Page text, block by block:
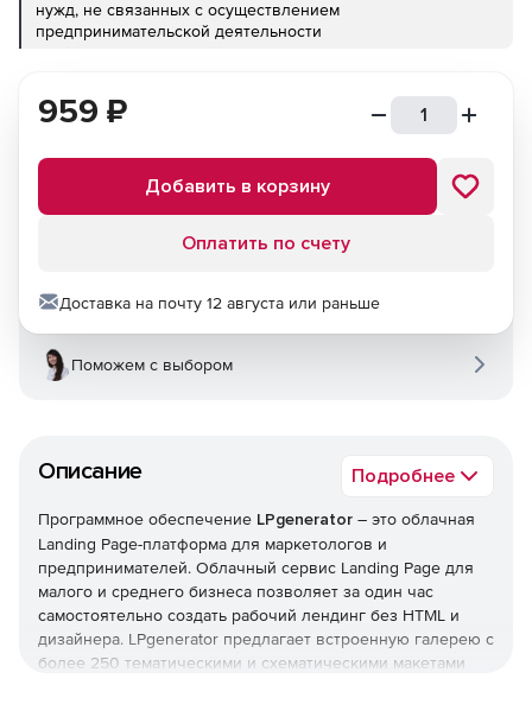
нужд, не связанных с осуществлением
предпринимательской деятельности
Описание Подробнее
Программное обеспечение LPgenerator – это облачная
Landing Page-платформа для маркетологов и
предпринимателей. Облачный сервис Landing Page для
малого и среднего бизнеса позволяет за один час
самостоятельно создать рабочий лендинг без HTML и
дизайнера. LPgenerator предлагает встроенную галерею с
более 250 тематическими и схематическими макетами
959 ₽
Добавить в корзину
Оплатить по счету
Доставка на почту 12 августа или раньше
Поможем с выбором